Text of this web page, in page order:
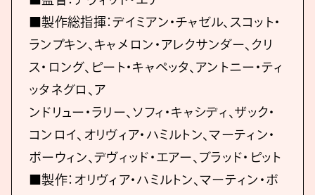
■製作総指揮：デイミアン・チャゼル、スコット・
ランプキン、キャメロン・アレクサンダー、クリ
ス・ロング、ピート・キャペッタ、アントニー・ティ
ッタネグロ、ア
ンドリュー・ラリー、ソフィ・キャシディ、ザック・
コンロイ、オリヴィア・ハミルトン、マーティン・
ボーウィン、デヴィッド・エアー、ブラッド・ピット
■製作：オリヴィア・ハミルトン、マーティン・ボ